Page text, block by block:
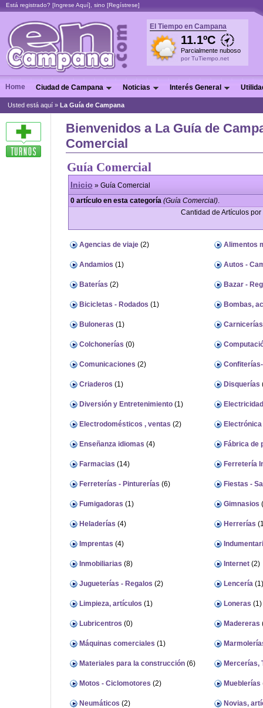
Está registrado? [Ingrese Aquí], sino [Regístrese]
El Tiempo en Campana
11.1ºC
Parcialmente nuboso
por TuTiempo.net
Home Ciudad de Campana Noticias Interés General
Usted está aquí » La Guía de Campana
Bienvenidos a La Guía de
Comercial
Guía Comercial
Inicio » Guía Comercial
0 artículo en esta categoría (Guía Comercial).
Cantidad de Artículos por
Agencias de viaje(2) Alimentos
Andamios (1) Autos -
Baterías (2) Bazar -
Bicicletas - Rodados (1) Bombas,
Buloneras (1)
Colchonerías (0)
Comunicaciones (2)
Criaderos (1) Disquerías
Diversión y Entretenimiento(1) Electricidad
Electrodomésticos , ventas (2) Electrónica
Enseñanza idiomas (4) Fábrica de
Farmacias (14) Ferretería
Ferreterías - Pinturerías (6) Fiestas -
Fumigadoras (1) Gimnasios
Heladerías (4) Herrerías
Imprentas (4)
Inmobiliarias (8) Internet(2)
Jugueterías - Regalos (2) Lencería(1)
Limpieza, artículos (1) Loneras (1)
Lubricentros (0) Madereras
Máquinas comerciales (1)
Materiales para la construcción(6) Mercerías,
Motos - Ciclomotores (2) Mueblerías
Neumáticos (2) Novias,